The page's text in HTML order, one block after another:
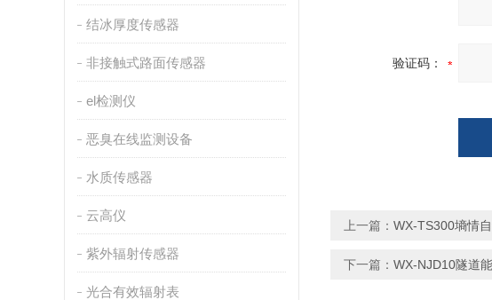
结冰厚度传感器
非接触式路面传感器
el检测仪
恶臭在线监测设备
水质传感器
云高仪
紫外辐射传感器
光合有效辐射表
验证码：
上一篇： WX-TS300墒情
下一篇： WX-NJD10隧道